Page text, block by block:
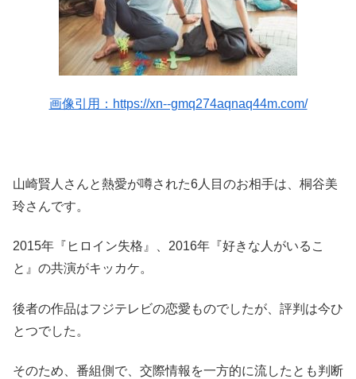
画像引用：https://xn--gmq274aqnaq44m.com/
山崎賢人さんと熱愛が噂された6人目のお相手は、桐谷美
玲さんです。
2015年『ヒロイン失格』、2016年『好きな人がいるこ
と』の共演がキッカケ。
後者の作品はフジテレビの恋愛ものでしたが、評判は今ひ
とつでした。
そのため、番組側で、交際情報を一方的に流したとも判断